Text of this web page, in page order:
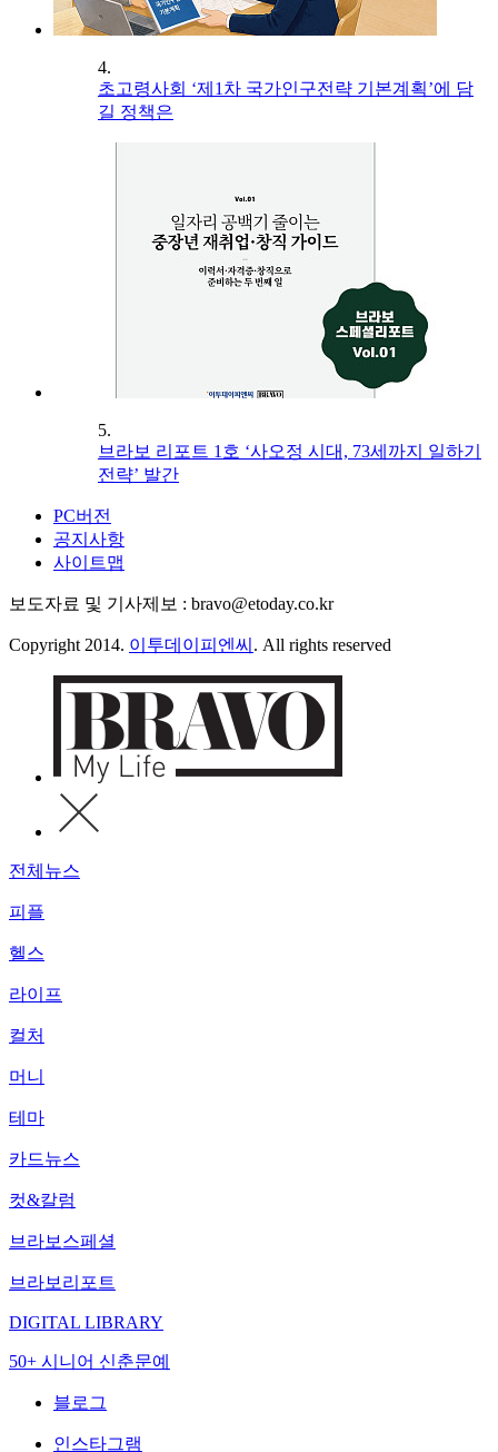
4.
초고령사회 ‘제1차 국가인구전략 기본계획’에 담
길 정책은
5.
브라보 리포트 1호 ‘사오정 시대, 73세까지 일하기
전략’ 발간
PC버전
공지사항
사이트맵
보도자료 및 기사제보 : bravo@etoday.co.kr
Copyright 2014. 이투데이피엔씨 . All rights reserved
전체뉴스
피플
헬스
라이프
컬처
머니
테마
카드뉴스
컷&칼럼
브라보스페셜
브라보리포트
DIGITAL LIBRARY
50+ 시니어 신춘문예
블로그
인스타그램